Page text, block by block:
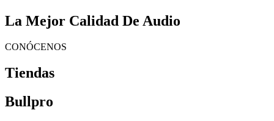
La Mejor Calidad De Audio
CONÓCENOS
Tiendas
Bullpro